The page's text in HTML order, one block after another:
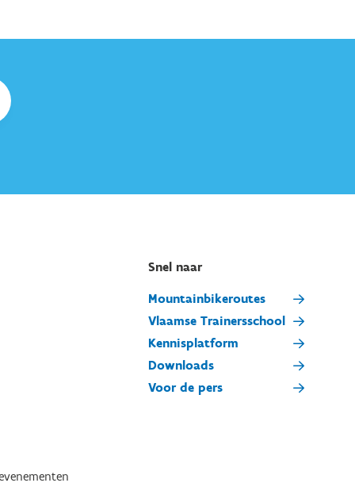
Snel naar
Mountainbikeroutes
Vlaamse Trainersschool
Kennisplatform
Downloads
Voor de pers